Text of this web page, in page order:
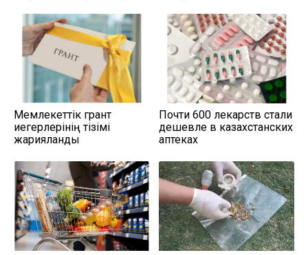
Мемлекеттік грант
иегерлерінің тізімі
жарияланды
Почти 600 лекарств стали
дешевле в казахстанских
аптеках